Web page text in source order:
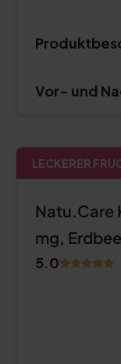
Vor- und
LECKERER
Natu.Care
mg,
5.0